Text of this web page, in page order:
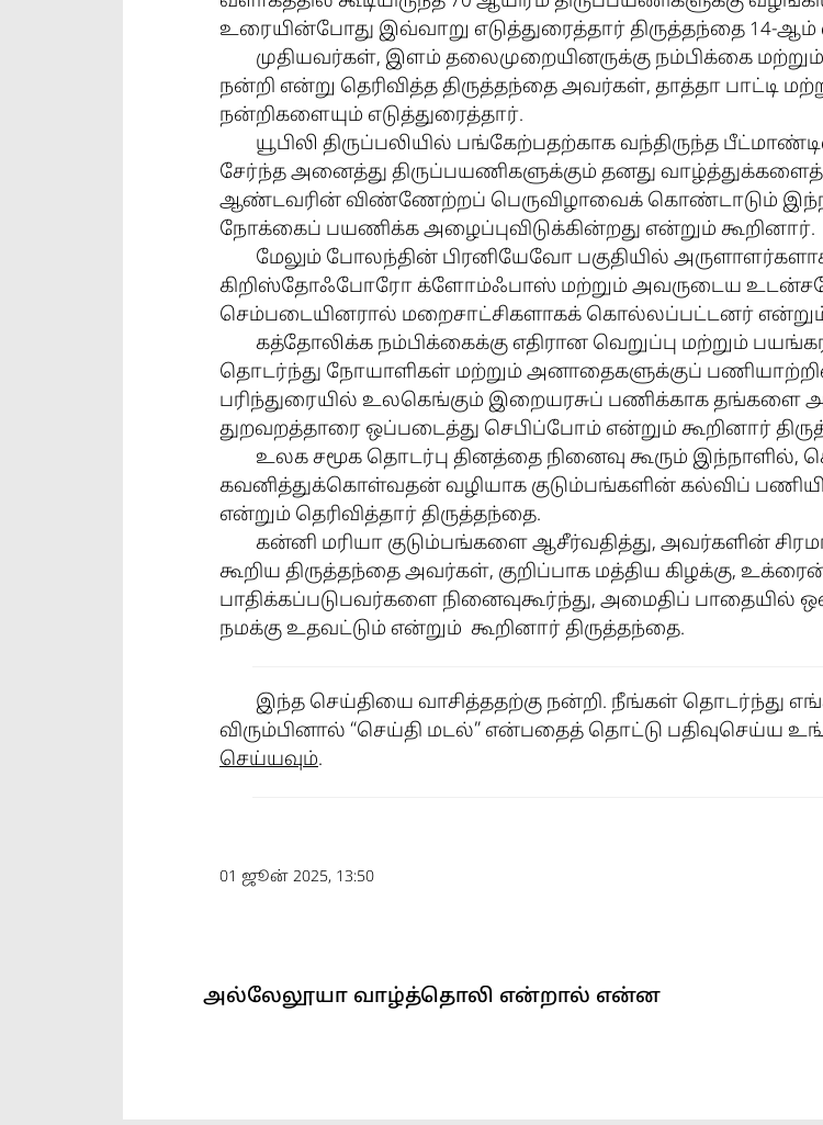
உரையின்போது இவ்வாறு எடுத்துரைத்தார் திருத்தந்தை 14-
முதியவர்கள், இளம் தலைமுறையினருக்கு நம்பிக்கை
நன்றி என்று தெரிவித்த திருத்தந்தை அவர்கள், தாத்தா பாட்டி
நன்றிகளையும் எடுத்துரைத்தார்.
யூபிலி திருப்பலியில் பங்கேற்பதற்காக வந்திருந்த
சேர்ந்த அனைத்து திருப்பயணிகளுக்கும் தனது
ஆண்டவரின் விண்ணேற்றப் பெருவிழாவைக் கொண்டாடும்
நோக்கைப் பயணிக்க அழைப்புவிடுக்கின்றது என்றும் கூறினார்.
மேலும் போலந்தின் பிரனியேவோ பகுதியில்
கிறிஸ்தோஃபோரோ க்ளோம்ஃபாஸ் மற்றும் அவருடைய
செம்படையினரால் மறைசாட்சிகளாகக் கொல்லப்பட்டனர் என்றும்
கத்தோலிக்க நம்பிக்கைக்கு எதிரான வெறுப்பு மற்றும்
தொடர்ந்து நோயாளிகள் மற்றும் அனாதைகளுக்குப்
பரிந்துரையில் உலகெங்கும் இறையரசுப் பணிக்காக தங்களை
துறவறத்தாரை ஒப்படைத்து செபிப்போம் என்றும் கூறினார்
உலக சமூக தொடர்பு தினத்தை நினைவு கூரும் இந்நாளில்,
கவனித்துக்கொள்வதன் வழியாக குடும்பங்களின் கல்விப்
என்றும் தெரிவித்தார் திருத்தந்தை.
கன்னி மரியா குடும்பங்களை ஆசீர்வதித்து, அவர்களின்
கூறிய திருத்தந்தை அவர்கள், குறிப்பாக மத்திய கிழக்கு,
பாதிக்கப்படுபவர்களை நினைவுகூர்ந்து, அமைதிப் பாதையில்
நமக்கு உதவட்டும் என்றும் கூறினார் திருத்தந்தை.
இந்த செய்தியை வாசித்ததற்கு நன்றி. நீங்கள் தொடர்ந்து
விரும்பினால் “செய்தி மடல்” என்பதைத் தொட்டு
செய்யவும்.
01 ஜூன் 2025, 13:50
அல்லேலூயா வாழ்த்தொலி என்றால் என்ன